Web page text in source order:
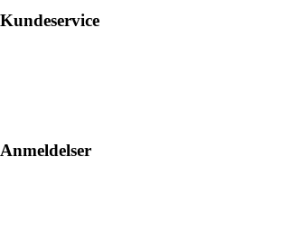
Kundeservice
Anmeldelser